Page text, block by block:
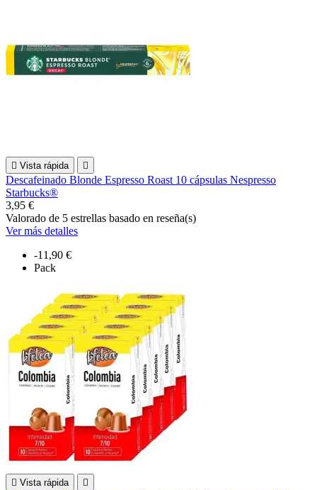
 Vista rápida 
Descafeinado Blonde Espresso Roast 10 cápsulas Nespresso
Starbucks®
3,95 €
Valorado de 5 estrellas basado en reseña(s)
Ver más detalles
-11,90 €
Pack
 Vista rápida 